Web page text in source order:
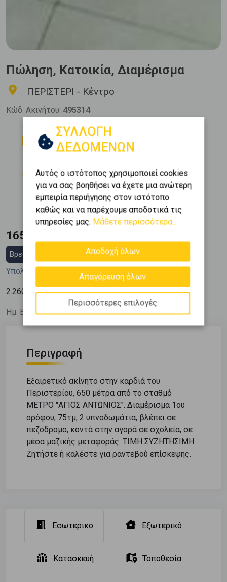
Πώληση, Κατοικία, Διαμέρισμα
ΠΕΡΙΣΤΕΡΙ - Κέντρο
Κώδ. Ακινήτου: 495314
Δωμάτια
2
1
1 (1ος)
73 m2
Κατασκευή
1981
165.000 €
Βρες στεγαστικό δάνειο
Υπολόγισε τη δόση μου
2.260 € / m2
Ημ. Ενημέρωσης: 29/07/26
Περιγραφή
Εξαιρετικό ακίνητο στην καρδιά του
Περιστερίου, 650 μέτρα από το σταθμό
ΜΕΤΡΟ "ΑΓΙΟΣ ΑΝΤΩΝΙΟΣ". Διαμέρισμα 1ου
ορόφου, 75τμ, 2 υπνοδωμάτια, βλέπει σε
πεζόδρομο, κοντά στην αγορά σε σχολεία, σε
μέσα μαζικής μεταφοράς. ΤΙΜΗ ΣΥΖΗΤΗΣΙΜΗ.
Ζητήστε ή καλέστε για ραντεβού επίσκεψης.
Εσωτερικό Εξωτερικό
Κατασκευή Τοποθεσία
ΣΥΛΛΟΓΗ
ΔΕΔΟΜΕΝΩΝ
Αυτός ο ιστότοπος χρησιμοποιεί cookies
για να σας βοηθήσει να έχετε μια ανώτερη
εμπειρία περιήγησης στον ιστότοπο
καθώς και να παρέχουμε αποδοτικά τις
υπηρεσίες μας. Μάθετε περισσότερα...
Αποδοχή όλων
Απαγόρευση όλων
Περισσότερες επιλογές